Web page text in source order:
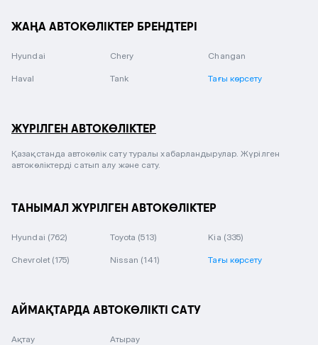
ЖАҢА АВТОКӨЛІКТЕР БРЕНДТЕРІ
Hyundai Chery Changan
Haval Tank Тағы көрсету
ЖҮРІЛГЕН АВТОКӨЛІКТЕР
Қазақстанда автокөлік сату туралы хабарландырулар. Жүрілген
автокөліктерді сатып алу және сату.
ТАНЫМАЛ ЖҮРІЛГЕН АВТОКӨЛІКТЕР
Hyundai (762) Toyota (513) Kia (335)
Chevrolet (175) Nissan (141) Тағы көрсету
АЙМАҚТАРДА АВТОКӨЛІКТІ САТУ
Ақтау Атырау